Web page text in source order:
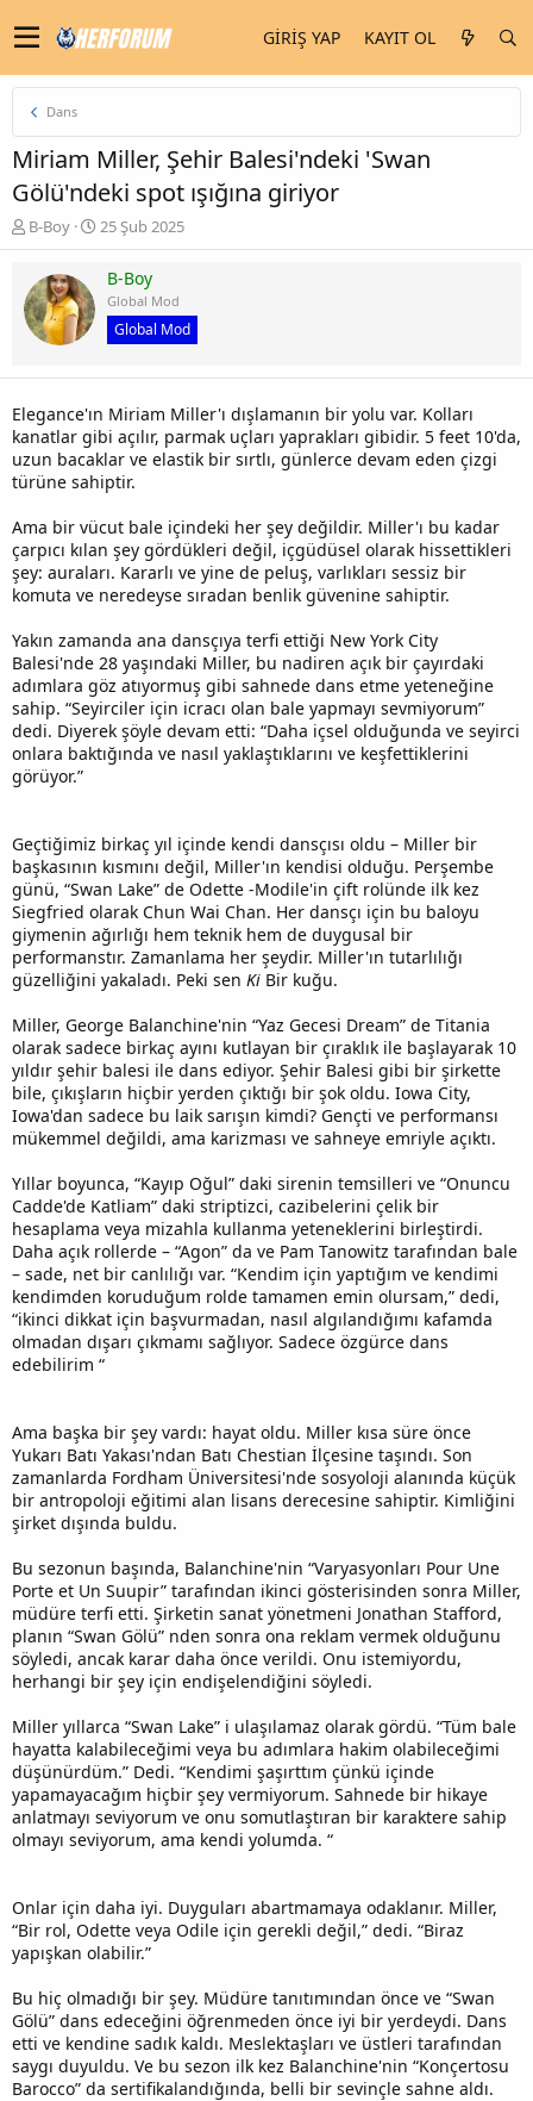
GIRIŞ YAP KAYIT OL
Dans
Miriam Miller, Şehir Balesi'ndeki 'Swan
Gölü'ndeki spot ışığına giriyor
K
o
u
y
u
a
l
a
t
a
B-Boy
B
a
ı
t
a
r
i
i
25 Şub 2025
B-Boy
Global Mod
Global Mod
Elegance'ın Miriam Miller'ı dışlamanın bir yolu var. Kolları
kanatlar gibi açılır, parmak uçları yaprakları gibidir. 5 feet 10'da,
uzun bacaklar ve elastik bir sırtlı, günlerce devam eden çizgi
türüne sahiptir.
Ama bir vücut bale içindeki her şey değildir. Miller'ı bu kadar
çarpıcı kılan şey gördükleri değil, içgüdüsel olarak hissettikleri
şey: auraları. Kararlı ve yine de peluş, varlıkları sessiz bir
komuta ve neredeyse sıradan benlik güvenine sahiptir.
Yakın zamanda ana dansçıya terfi ettiği New York City
Balesi'nde 28 yaşındaki Miller, bu nadiren açık bir çayırdaki
adımlara göz atıyormuş gibi sahnede dans etme yeteneğine
sahip. “Seyirciler için icracı olan bale yapmayı sevmiyorum”
dedi. Diyerek şöyle devam etti: “Daha içsel olduğunda ve seyirci
onlara baktığında ve nasıl yaklaştıklarını ve keşfettiklerini
görüyor.”
Geçtiğimiz birkaç yıl içinde kendi dansçısı oldu – Miller bir
başkasının kısmını değil, Miller'ın kendisi olduğu. Perşembe
günü, “Swan Lake” de Odette -Modile'in çift rolünde ilk kez
Siegfried olarak Chun Wai Chan. Her dansçı için bu baloyu
giymenin ağırlığı hem teknik hem de duygusal bir
performanstır. Zamanlama her şeydir. Miller'ın tutarlılığı
güzelliğini yakaladı. Peki sen Ki Bir kuğu.
Miller, George Balanchine'nin “Yaz Gecesi Dream” de Titania
olarak sadece birkaç ayını kutlayan bir çıraklık ile başlayarak 10
yıldır şehir balesi ile dans ediyor. Şehir Balesi gibi bir şirkette
bile, çıkışların hiçbir yerden çıktığı bir şok oldu. Iowa City,
Iowa'dan sadece bu laik sarışın kimdi? Gençti ve performansı
mükemmel değildi, ama karizması ve sahneye emriyle açıktı.
Yıllar boyunca, “Kayıp Oğul” daki sirenin temsilleri ve “Onuncu
Cadde'de Katliam” daki striptizci, cazibelerini çelik bir
hesaplama veya mizahla kullanma yeteneklerini birleştirdi.
Daha açık rollerde – “Agon” da ve Pam Tanowitz tarafından bale
– sade, net bir canlılığı var. “Kendim için yaptığım ve kendimi
kendimden koruduğum rolde tamamen emin olursam,” dedi,
“ikinci dikkat için başvurmadan, nasıl algılandığımı kafamda
olmadan dışarı çıkmamı sağlıyor. Sadece özgürce dans
edebilirim “
Ama başka bir şey vardı: hayat oldu. Miller kısa süre önce
Yukarı Batı Yakası'ndan Batı Chestian İlçesine taşındı. Son
zamanlarda Fordham Üniversitesi'nde sosyoloji alanında küçük
bir antropoloji eğitimi alan lisans derecesine sahiptir. Kimliğini
şirket dışında buldu.
Bu sezonun başında, Balanchine'nin “Varyasyonları Pour Une
Porte et Un Suupir” tarafından ikinci gösterisinden sonra Miller,
müdüre terfi etti. Şirketin sanat yönetmeni Jonathan Stafford,
planın “Swan Gölü” nden sonra ona reklam vermek olduğunu
söyledi, ancak karar daha önce verildi. Onu istemiyordu,
herhangi bir şey için endişelendiğini söyledi.
Miller yıllarca “Swan Lake” i ulaşılamaz olarak gördü. “Tüm bale
hayatta kalabileceğimi veya bu adımlara hakim olabileceğimi
düşünürdüm.” Dedi. “Kendimi şaşırttım çünkü içinde
yapamayacağım hiçbir şey vermiyorum. Sahnede bir hikaye
anlatmayı seviyorum ve onu somutlaştıran bir karaktere sahip
olmayı seviyorum, ama kendi yolumda. “
Onlar için daha iyi. Duyguları abartmamaya odaklanır. Miller,
“Bir rol, Odette veya Odile için gerekli değil,” dedi. “Biraz
yapışkan olabilir.”
Bu hiç olmadığı bir şey. Müdüre tanıtımından önce ve “Swan
Gölü” dans edeceğini öğrenmeden önce iyi bir yerdeydi. Dans
etti ve kendine sadık kaldı. Meslektaşları ve üstleri tarafından
saygı duyuldu. Ve bu sezon ilk kez Balanchine'nin “Konçertosu
Barocco” da sertifikalandığında, belli bir sevinçle sahne aldı.